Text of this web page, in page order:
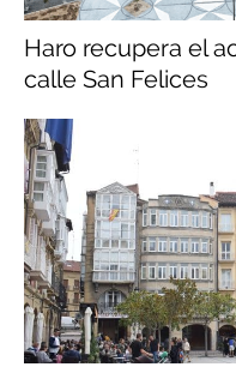
Haro recupera el
calle San Felices